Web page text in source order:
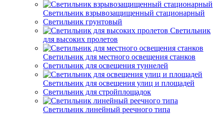
Светильник взрывозащищенный стационарный
Светильник грунтовый
Светильник
для высоких пролетов
Светильник для местного освещения станков
Светильник для освещения туннелей
Светильник для освещения улиц и площадей
Светильник для стройплощадок
Светильник линейный реечного типа